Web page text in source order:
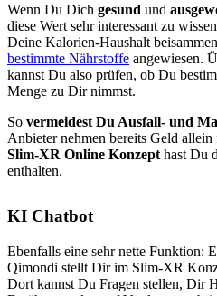
Wenn Du Dich gesund und
diese Wert sehr interessant zu
Deine Kalorien-Haushalt
bestimmte Nährstoffe angewiesen.
kannst Du also prüfen, ob Du
Menge zu Dir nimmst.
So vermeidest Du Ausfall- und
Anbieter nehmen bereits Geld
Slim-XR Online Konzept hast Du
enthalten.
KI Chatbot
Ebenfalls eine sehr nette Funktion:
Qimondi stellt Dir im Slim-XR
Dort kannst Du Fragen stellen, Dir